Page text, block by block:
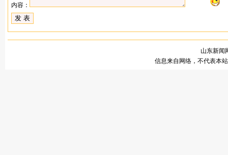
内容：
山东新闻
信息来自网络，不代表本